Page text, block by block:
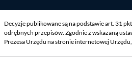
Decyzje publikowane są na podstawie art. 31
odrębnych przepisów. Zgodnie z wskazaną
Prezesa Urzędu na stronie internetowej